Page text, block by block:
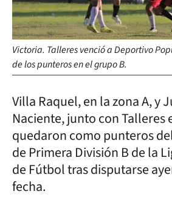
Victoria. Talleres venció a Deportivo
de los punteros en el grupo B.
Villa Raquel, en la zona A, y
Naciente, junto con Talleres
quedaron como punteros
de Primera División B de la
de Fútbol tras disputarse
fecha.